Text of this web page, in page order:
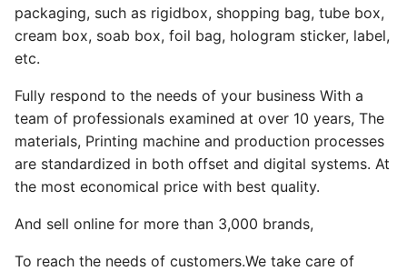
packaging, such as rigidbox, shopping bag, tube box,
cream box, soab box, foil bag, hologram sticker, label,
etc.
Fully respond to the needs of your business With a
team of professionals examined at over 10 years, The
materials, Printing machine and production processes
are standardized in both offset and digital systems. At
the most economical price with best quality.
And sell online for more than 3,000 brands,
To reach the needs of customers.We take care of